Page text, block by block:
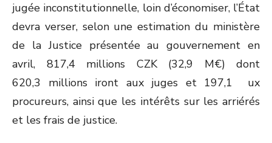
jugée inconstitutionnelle, loin d’économiser, l’État
devra verser, selon une estimation du ministère
de la Justice présentée au gouvernement en
avril, 817,4 millions CZK (32,9 M€) dont
620,3 millions iront aux juges et 197,1 ux
procureurs, ainsi que les intérêts sur les arriérés
et les frais de justice.